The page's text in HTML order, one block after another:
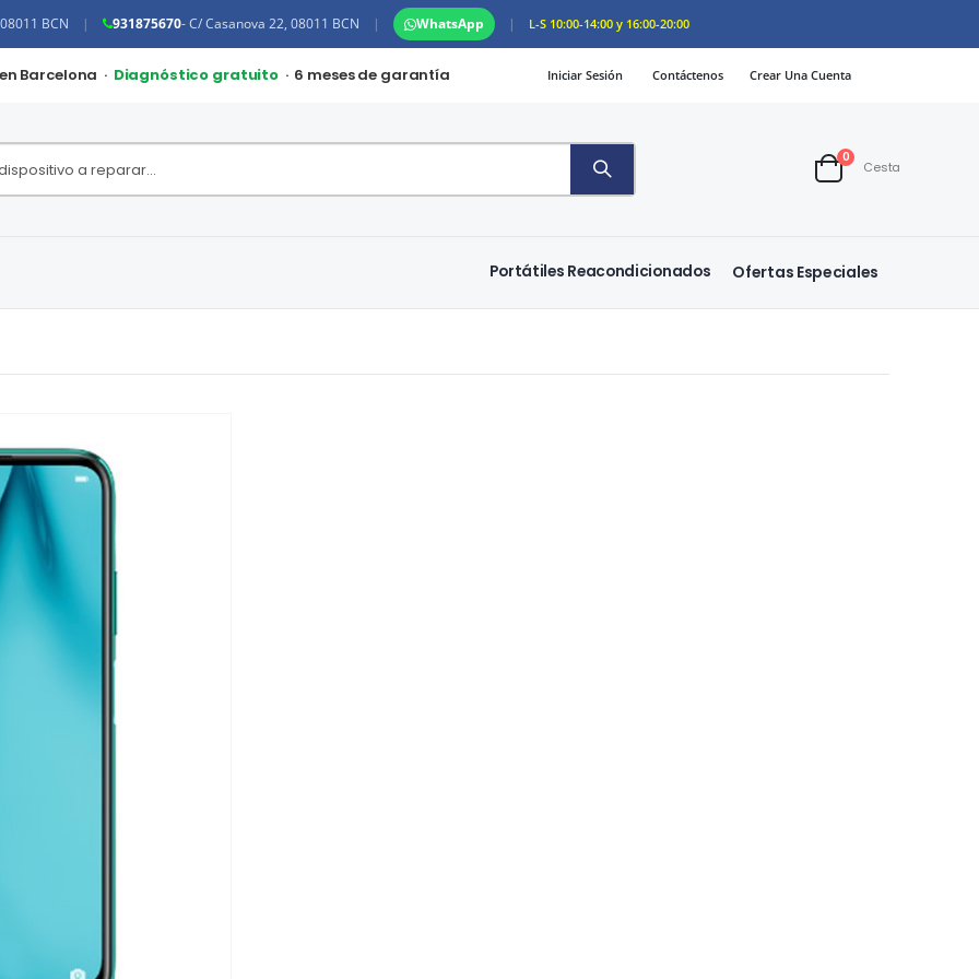
BCN | 931875670- C/ Casanova 22, 08011 BCN | WhatsApp | L-S 10:00-14:00 y 16:00-20:00
Barcelona · Diagnóstico gratuito · 6 meses de garantía Iniciar Sesión Contáctenos Crear Una Cuenta
Cart
0artículos
Cesta
Portátiles Reacondicionados Ofertas Especiales